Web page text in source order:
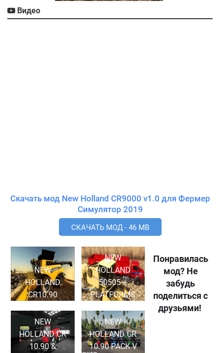
Видео
Скачать мод New Holland CR9000 v1.0 для Фермер
Симулятор 2019
СКАЧАТЬ МОД - 46 MB
NEW
HOLLAND
CR10.90
NEW
HOLLAND
50505 +
PLATFORMS
NEW
HOLLAND CR
10.90 &
NEW
HOLLAND CR
10.90 PACK V
Понравилась
мод? Не
забудь
поделиться с
друзьями!